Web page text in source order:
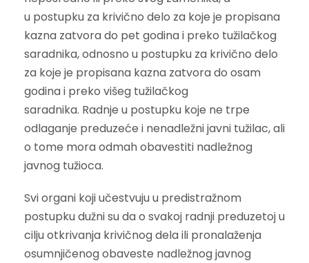
u postupku za krivično delo za koje je propisana
kazna zatvora do pet godina i preko tužilačkog
saradnika, odnosno u postupku za krivično delo
za koje je propisana kazna zatvora do osam
godina i preko višeg tužilačkog
saradnika. Radnje u postupku koje ne trpe
odlaganje preduzeće i nenadležni javni tužilac, ali
o tome mora odmah obavestiti nadležnog
javnog tužioca.
Svi organi koji učestvuju u predistražnom
postupku dužni su da o svakoj radnji preduzetoj u
cilju otkrivanja krivičnog dela ili pronalaženja
osumnjičenog obaveste nadležnog javnog